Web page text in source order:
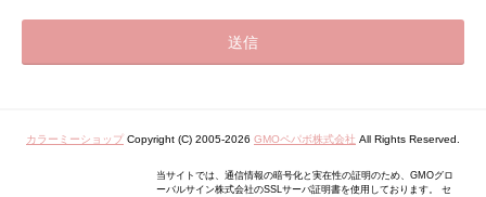
カラーミーショップ Copyright (C) 2005-2026 GMOペパボ株式会社 All Rights Reserved.
当サイトでは、通信情報の暗号化と実在性の証明のため、GMOグロ
ーバルサイン株式会社のSSLサーバ証明書を使用しております。 セ